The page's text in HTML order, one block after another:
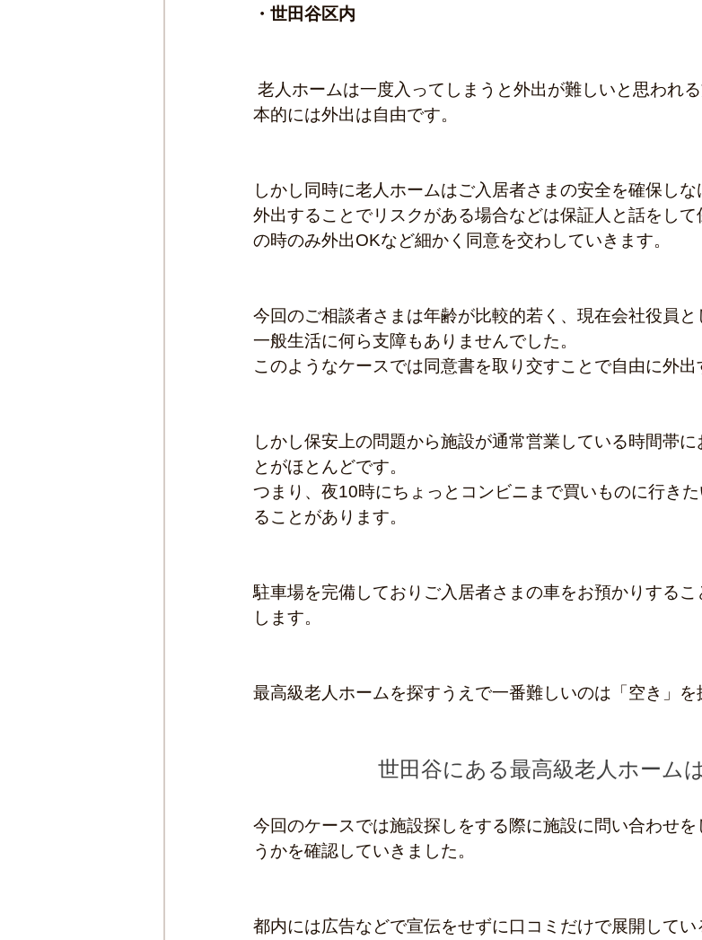
・世田谷区内
本的には外出は自由です。
しかし同時に老人ホームはご入居者さまの安全を確保しな
外出することでリスクがある場合などは保証人と話をし
の時のみ外出OKなど細かく同意を交わしていきます。
今回のご相談者さまは年齢が比較的若く、現在会社役員
一般生活に何ら支障もありませんでした。
このようなケースでは同意書を取り交すことで自由に外出
しかし保安上の問題から施設が通常営業している時間帯
とがほとんどです。
つまり、夜10時にちょっとコンビニまで買いものに行き
ることがあります。
駐車場を完備しておりご入居者さまの車をお預かりする
します。
最高級老人ホームを探すうえで一番難しいのは「空き」を
世田谷にある最高級老人ホーム
今回のケースでは施設探しをする際に施設に問い合わせ
うかを確認していきました。
都内には広告などで宣伝をせずに口コミだけで展開して